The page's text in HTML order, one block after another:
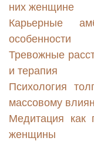
них женщине
Карьерные
особенности
Тревожные
и терапия
Психология
массовому
Медитация как
женщины